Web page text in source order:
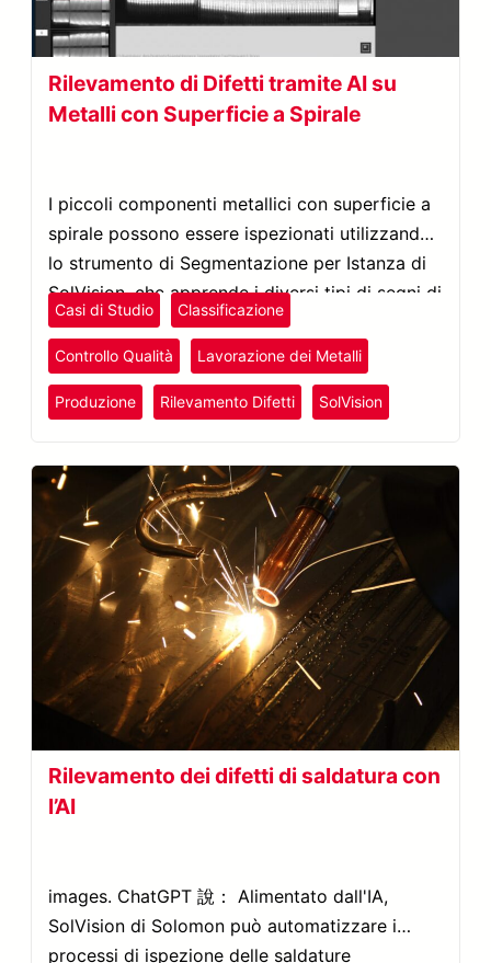
Rilevamento di Difetti tramite AI su
Metalli con Superficie a Spirale
I piccoli componenti metallici con superficie a
spirale possono essere ispezionati utilizzando
lo strumento di Segmentazione per Istanza di
SolVision, che apprende i diversi tipi di segni di
taglio o difetti da urti da immagini campione,
per poi costruire un modello AI capace di
riconoscere questi difetti sottili.
Casi di Studio Classificazione
Controllo Qualità Lavorazione dei Metalli
Produzione Rilevamento Difetti SolVision
Rilevamento dei difetti di saldatura con
l’AI
images. ChatGPT 說： Alimentato dall'IA,
SolVision di Solomon può automatizzare i
processi di ispezione delle saldature